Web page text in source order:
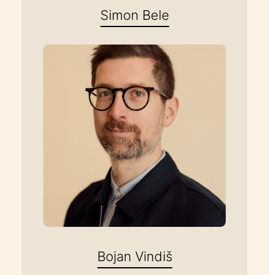
Simon Bele
Bojan Vindiš